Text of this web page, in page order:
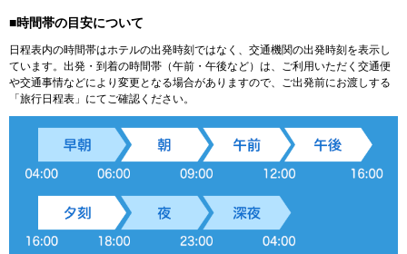
■時間帯の目安について
日程表内の時間帯はホテルの出発時刻ではなく、交通機関の出発時刻を表示し
ています。出発・到着の時間帯（午前・午後など）は、ご利用いただく交通便
や交通事情などにより変更となる場合がありますので、ご出発前にお渡しする
「旅行日程表」にてご確認ください。